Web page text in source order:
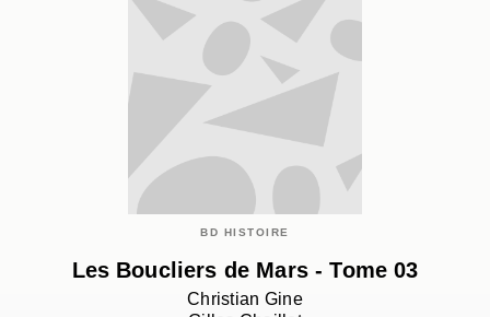
BD HISTOIRE
Les Boucliers de Mars - Tome 03
Christian Gine